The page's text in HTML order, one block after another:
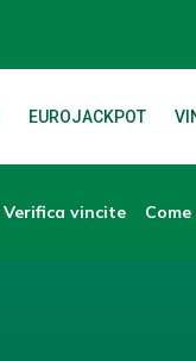
EUROJACKPOT
Verifica vincite